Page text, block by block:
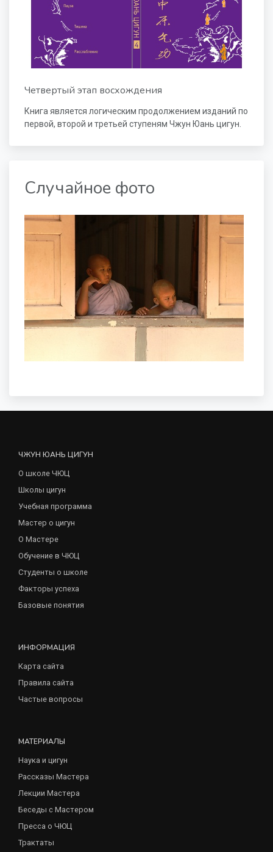
Четвертый этап восхождения
Книга является логическим продолжением изданий по
первой, второй и третьей ступеням Чжун Юань цигун.
Случайное фото
ЧЖУН ЮАНЬ ЦИГУН
О школе ЧЮЦ
Школы цигун
Учебная программа
Мастер о цигун
О Мастере
Обучение в ЧЮЦ
Студенты о школе
Факторы успеха
Базовые понятия
ИНФОРМАЦИЯ
Карта сайта
Правила сайта
Частые вопросы
МАТЕРИАЛЫ
Наука и цигун
Рассказы Мастера
Лекции Мастера
Беседы с Мастером
Пресса о ЧЮЦ
Трактаты